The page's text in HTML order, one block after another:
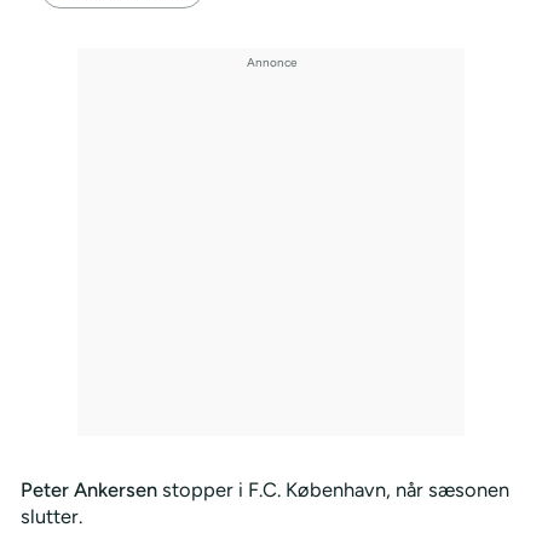
Peter Ankersenstopper i F.C. København, når sæsonen
slutter.